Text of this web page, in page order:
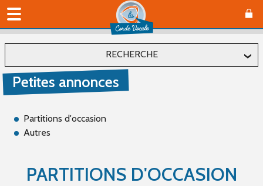
RECHERCHE
Localiser
Affiner
Petites annonces
Partitions d'occasion
Autres
PARTITIONS D'OCCASION